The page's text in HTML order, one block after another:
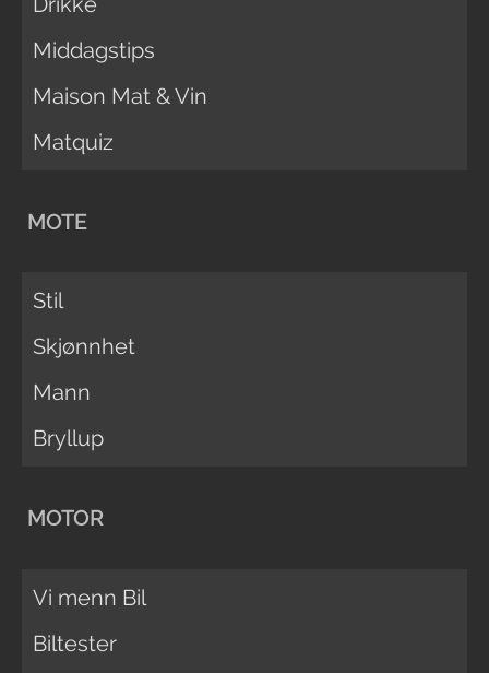
Middagstips
Maison Mat & Vin
Matquiz
MOTE
Stil
Skjønnhet
Mann
Bryllup
MOTOR
Vi menn Bil
Biltester